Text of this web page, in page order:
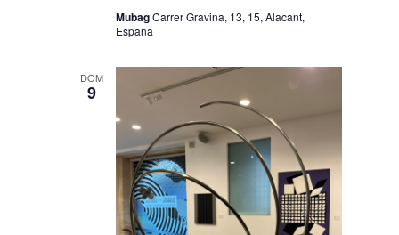
MubagCarrer Gravina, 13, 15, Alacant,
España
DOM
9